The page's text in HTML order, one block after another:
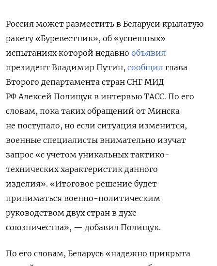
Россия может разместить в Беларуси крылатую
ракету «Буревестник», об «успешных»
испытаниях которой недавно объявил
президент Владимир Путин, сообщил глава
Второго департамента стран СНГ МИД
РФ Алексей Полищук в интервью ТАСС. По его
словам, пока таких обращений от Минска
не поступало, но если ситуация изменится,
военные специалисты внимательно изучат
запрос «с учетом уникальных тактико-
технических характеристик данного
изделия». «Итоговое решение будет
приниматься военно-политическим
руководством двух стран в духе
союзничества», — добавил Полищук.
По его словам, Беларусь «надежно прикрыта